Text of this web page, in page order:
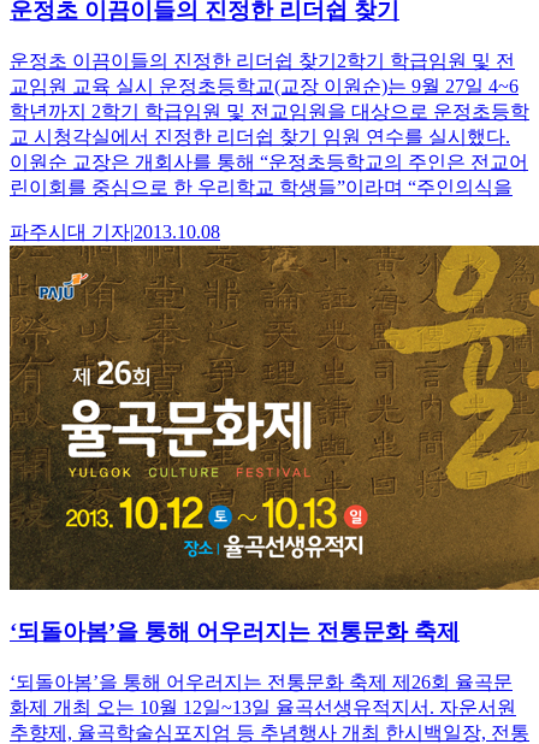
운정초 이끔이들의 진정한 리더쉽 찾기
운정초 이끔이들의 진정한 리더쉽 찾기2학기 학급임원 및 전
교임원 교육 실시 운정초등학교(교장 이원순)는 9월 27일 4~6
학년까지 2학기 학급임원 및 전교임원을 대상으로 운정초등학
교 시청각실에서 진정한 리더쉽 찾기 임원 연수를 실시했다.
이원순 교장은 개회사를 통해 “운정초등학교의 주인은 전교어
린이회를 중심으로 한 우리학교 학생들”이라며 “주인의식을
파주시대 기자|2013.10.08
‘되돌아봄’을 통해 어우러지는 전통문화 축제
‘되돌아봄’을 통해 어우러지는 전통문화 축제 제26회 율곡문
화제 개최 오는 10월 12일~13일 율곡선생유적지서. 자운서원
추향제, 율곡학술심포지엄 등 추념행사 개최 한시백일장, 전통